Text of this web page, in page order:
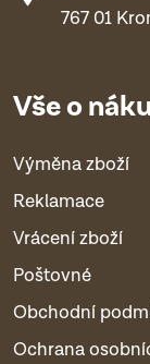
767 01
Vše o
Výměna zboží
Reklamace
Vrácení zboží
Poštovné
Obchodní
Ochrana